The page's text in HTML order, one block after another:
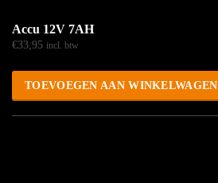
Accu 12V 7AH
€33,95 incl. btw
TOEVOEGEN AAN WINKELWAGEN